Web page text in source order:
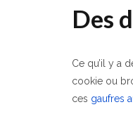
Des
Ce qu’il y a
cookie ou
ces gaufres